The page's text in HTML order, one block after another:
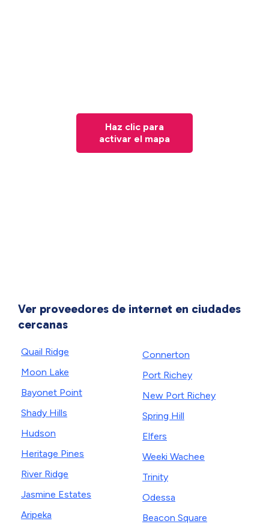
Haz clic para
activar el mapa
Ver proveedores de internet en ciudades
cercanas
Quail Ridge
Moon Lake
Bayonet Point
Shady Hills
Hudson
Heritage Pines
River Ridge
Jasmine Estates
Aripeka
Connerton
Port Richey
New Port Richey
Spring Hill
Elfers
Weeki Wachee
Trinity
Odessa
Beacon Square